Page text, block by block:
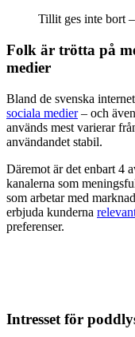
Tillit ges inte bort
Folk är trötta på
medier
Bland de svenska
sociala medier– och
används mest varierar
användandet stabil.
Däremot är det enbart 4
kanalerna som
som arbetar med
erbjuda kunderna
preferenser.
Intresset för